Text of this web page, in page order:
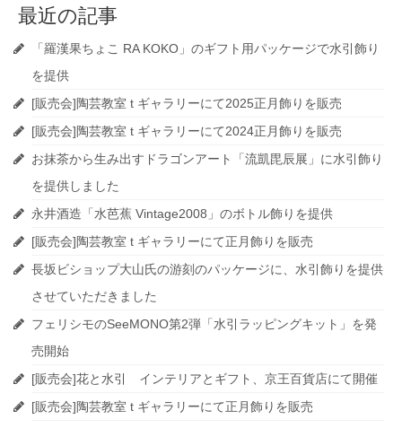
最近の記事
「羅漢果ちょこ RA KOKO」のギフト用パッケージで水引飾り
を提供
[販売会]陶芸教室 t ギャラリーにて2025正月飾りを販売
[販売会]陶芸教室 t ギャラリーにて2024正月飾りを販売
お抹茶から生み出すドラゴンアート「流凱毘辰展」に水引飾り
を提供しました
永井酒造「水芭蕉 Vintage2008」のボトル飾りを提供
[販売会]陶芸教室 t ギャラリーにて正月飾りを販売
長坂ビショップ大山氏の游刻のパッケージに、水引飾りを提供
させていただきました
フェリシモのSeeMONO第2弾「水引ラッピングキット」を発
売開始
[販売会]花と水引 インテリアとギフト、京王百貨店にて開催
[販売会]陶芸教室 t ギャラリーにて正月飾りを販売